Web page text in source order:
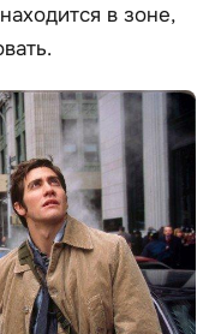
в зоне,